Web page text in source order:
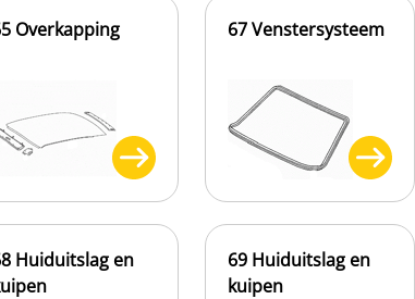
Overkapping 67 Venstersysteem
Huiduitslag en
69 Huiduitslag en
kuipen